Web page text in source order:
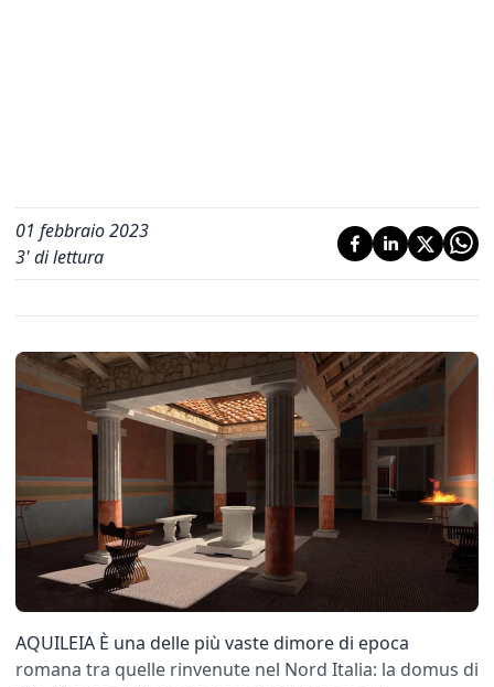
01 febbraio 2023
3' di lettura
AQUILEIA È una delle più vaste dimore di epoca
romana tra quelle rinvenute nel Nord Italia: la domus di